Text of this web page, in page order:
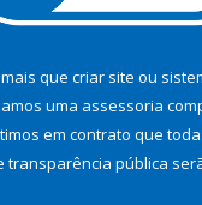
que criar site ou
uma assessoria
em contrato que
transparência pública